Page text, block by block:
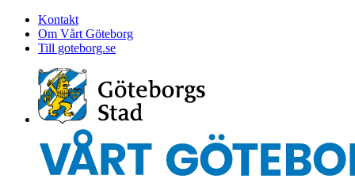
Kontakt
Om Vårt Göteborg
Till goteborg.se